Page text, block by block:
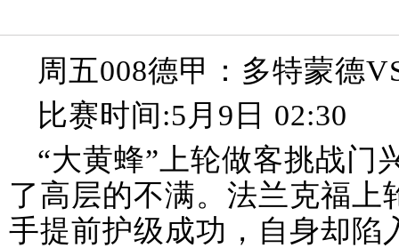
周五008德甲：多特蒙德
比赛时间:5月9日 02:30
“大黄蜂”上轮做客挑战门
了高层的不满。法兰克福
手提前护级成功，自身却陷